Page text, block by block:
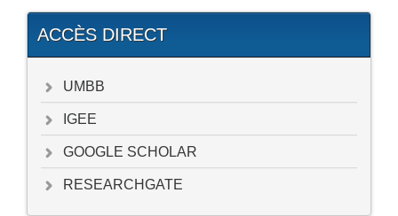
ACCÈS DIRECT
UMBB
IGEE
GOOGLE SCHOLAR
RESEARCHGATE